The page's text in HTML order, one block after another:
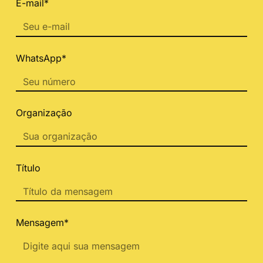
E-mail*
WhatsApp*
Organização
Título
Mensagem*